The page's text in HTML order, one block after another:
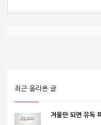
최근 올라온 글
겨울만 되면 유독